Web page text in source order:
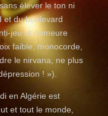
élever le ton ni
et du boulevard
jeu et demeure
faible, monocorde,
le nirvana, ne plus
! »).
en Algérie est
et tout le monde,